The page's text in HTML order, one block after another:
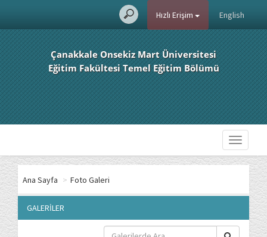
English
Hızlı Erişim
Çanakkale Onsekiz Mart Üniversitesi
Eğitim Fakültesi Temel Eğitim Bölümü
Toggle
Ana Sayfa > Foto Galeri
GALERİLER